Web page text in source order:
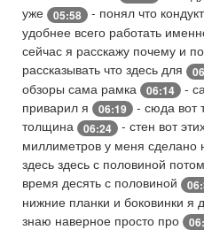
уже
05:58 - понял что
удобнее всего работать
сейчас я расскажу почему и по
рассказывать что здесь для
обзоры сама рамка
06:14
-
приварил я
06:19
- сюда вот
толщина
06:24 - стен вот
миллиметров у меня сделано
здесь здесь с половиной
время десять с половиной
нижние планки и боковинки я
знаю наверное просто про